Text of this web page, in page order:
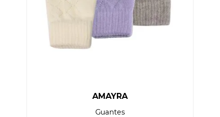
AMAYRA
Guantes